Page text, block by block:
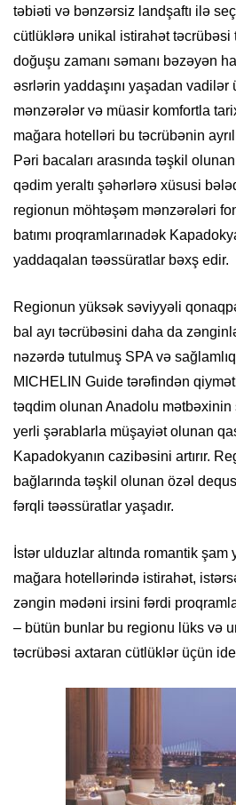
təbiəti və bənzərsiz landşaftı ilə
cütlüklərə unikal istirahət təcrübəsi
doğuşu zamanı səmanı bəzəyən
əsrlərin yaddaşını yaşadan
mənzərələr və müasir komfortla
mağara hotelləri bu təcrübənin
Pəri bacaları arasında təşkil
qədim yeraltı şəhərlərə xüsusi
regionun möhtəşəm mənzərələri
batımı proqramlarınadək
yaddaqalan təəssüratlar bəxş edir.
Regionun yüksək səviyyəli
bal ayı təcrübəsini daha da
nəzərdə tutulmuş SPA və
MICHELIN Guide tərəfindən
təqdim olunan Anadolu
yerli şərablarla müşayiət olunan
Kapadokyanın cazibəsini artırır.
bağlarında təşkil olunan özəl
fərqli təəssüratlar yaşadır.
İstər ulduzlar altında romantik şam
mağara hotellərində istirahət,
zəngin mədəni irsini fərdi
– bütün bunlar bu regionu lüks və
təcrübəsi axtaran cütlüklər üçün